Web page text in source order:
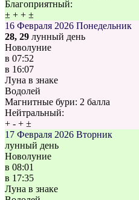
Благоприятный:
± + + ±
16 Февраля 2026 Понедельник
28, 29 лунный день
Новолуние
в 07:52
в 16:07
Луна в знаке
Водолей
Магнитные бури: 2 балла
Нейтральный:
+ - + ±
17 Февраля 2026 Вторник
лунный день
Новолуние
в 08:01
в 17:35
Луна в знаке